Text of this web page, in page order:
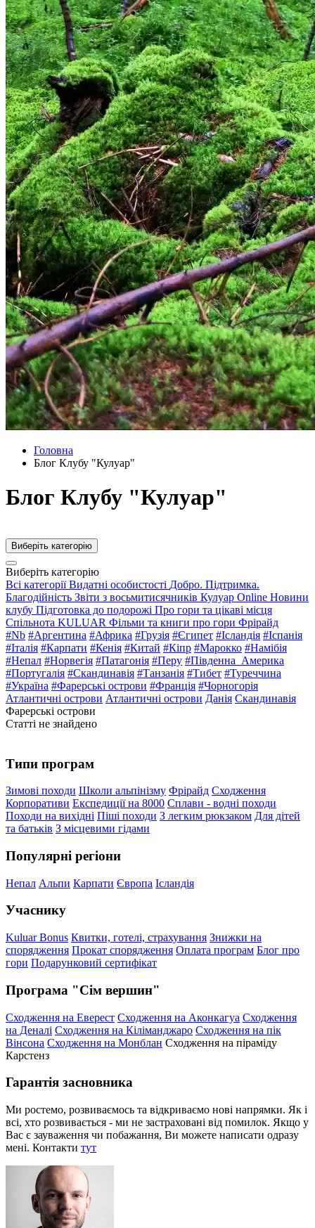
Головна
Блог Клубу "Кулуар"
Блог Клубу "Кулуар"
Виберіть категорію
Виберіть категорію
Всі категорії Видатні особистості Добро. Підтримка.
Благодійність Звіти з восьмитисячників Кулуар Online Новини
клубу Підготовка до подорожі Про гори та цікаві місця
Спільнота KULUAR Фільми та книги про гори Фрірайд
#Nb #Аргентина #Африка #Грузія #Єгипет #Ісландія #Іспанія
#Італія #Карпати #Кенія #Китай #Кіпр #Марокко #Намібія
#Непал #Норвегія #Патагонія #Перу #Південна_Америка
#Португалія #Скандинавія #Танзанія #Тибет #Туреччина
#Україна #Фарерські острови #Франція #Чорногорія
Атлантичні острови Атлантичні острови Данія Скандинавія
Фарерські острови
Статті не знайдено
Типи програм
Зимові походи Школи альпінізму Фрірайд Сходження
Корпоративи Експедиції на 8000 Сплави - водні походи
Походи на вихідні Піші походи З легким рюкзаком Для дітей
та батьків З місцевими гідами
Популярні регіони
Непал Альпи Карпати Європа Ісландія
Учаснику
Kuluar Bonus Квитки, готелі, страхування Знижки на
спорядження Прокат спорядження Оплата програм Блог про
гори Подарунковий сертифікат
Програма "Сім вершин"
Сходження на Еверест Сходження на Аконкагуа Сходження
на Деналі Сходження на Кіліманджаро Сходження на пік
Вінсона Сходження на Монблан Сходження на піраміду
Карстенз
Гарантія засновника
Ми ростемо, розвиваємось та відкриваємо нові напрямки. Як і
всі, хто розвивається - ми не застраховані від помилок. Якщо у
Вас є зауваження чи побажання, Ви можете написати одразу
мені. Контакти тут